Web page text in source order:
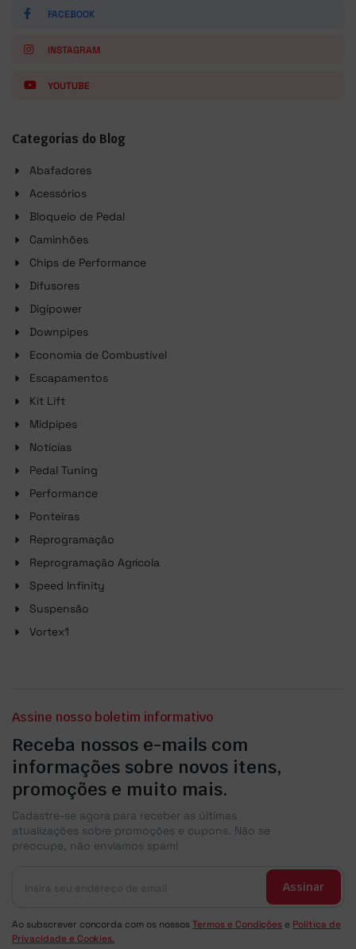
FACEBOOK
INSTAGRAM
YOUTUBE
Categorias do Blog
Abafadores
Acessórios
Bloqueio de Pedal
Caminhões
Chips de Performance
Difusores
Digipower
Downpipes
Economia de Combustível
Escapamentos
Kit Lift
Midpipes
Notícias
Pedal Tuning
Performance
Ponteiras
Reprogramação
Reprogramação Agrícola
Speed Infinity
Suspensão
Vortex1
Assine nosso boletim informativo
Receba nossos e-mails com
informações sobre novos itens,
promoções e muito mais.
Cadastre-se agora para receber as últimas
atualizações sobre promoções e cupons. Não se
preocupe, não enviamos spam!
Assinar
Ao subscrever concorda com os nossosTermos e Condições e Política de
Privacidade e Cookies.